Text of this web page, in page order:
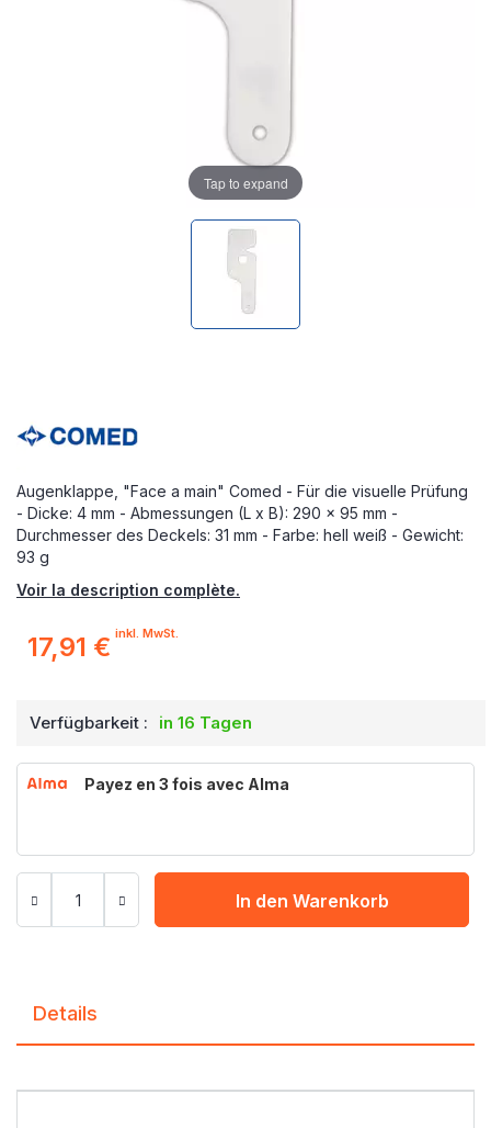
Augenklappe, "Face a main" Comed - Für die visuelle Prüfung
- Dicke: 4 mm - Abmessungen (L x B): 290 x 95 mm -
Durchmesser des Deckels: 31 mm - Farbe: hell weiß - Gewicht:
93 g
Voir la description complète.
17,91 € inkl. MwSt.
Verfügbarkeit : in 16 Tagen
Payez en 3 fois avec Alma
In den Warenkorb
Tap to expand
Details